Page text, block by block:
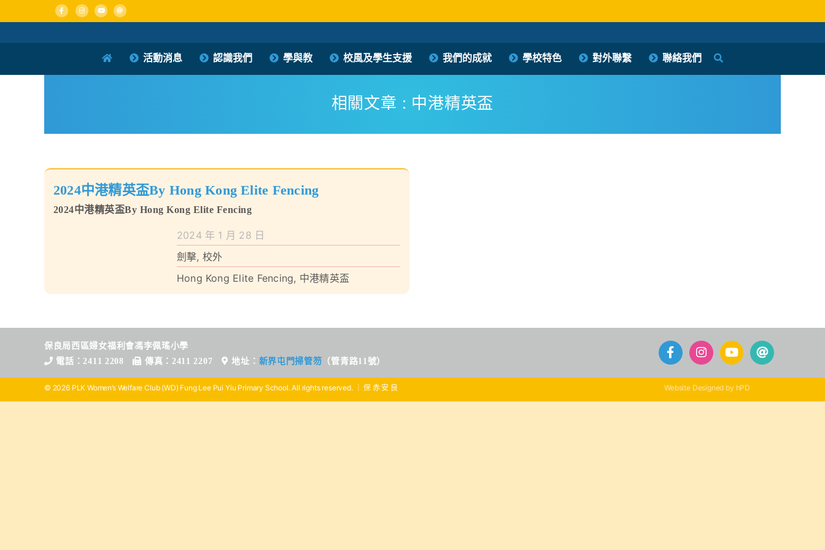
to
content
活動消息
認識我們 學與教 校風及學生支援 我們的成就 學校特色 對外聯繫 聯絡我們
保良局西區婦女福利會馮李佩瑤小學
相關文章 : 中港精英盃
2024中港精英盃By Hong Kong Elite Fencing
2024中港精英盃By Hong Kong Elite Fencing
2024 年 1 月 28 日
劍擊, 校外
Hong Kong Elite Fencing, 中港精英盃
保良局西區婦女福利會馮李佩瑤小學
電話：2411 2208
傳真：2411 2207 地址： 新界屯門掃管笏 （管青路11號）
© 2026 PLK Women’s Welfare Club (WD) Fung Lee Pui Yiu Primary School. All rights reserved. ｜ 保 赤 安 良 Website Designed by hPD